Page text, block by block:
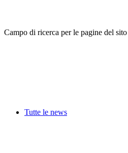
Campo di ricerca per le pagine del sito
Tutte le news